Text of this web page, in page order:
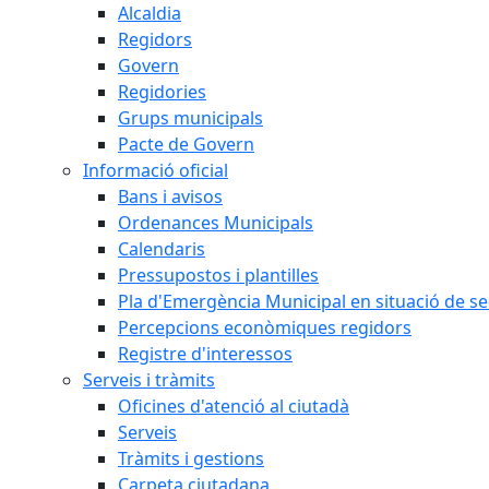
Alcaldia
Regidors
Govern
Regidories
Grups municipals
Pacte de Govern
Informació oficial
Bans i avisos
Ordenances Municipals
Calendaris
Pressupostos i plantilles
Pla d'Emergència Municipal en situació de
Percepcions econòmiques regidors
Registre d'interessos
Serveis i tràmits
Oficines d'atenció al ciutadà
Serveis
Tràmits i gestions